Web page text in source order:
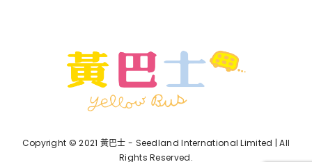
Copyright © 2021 黃巴士 - Seedland International Limited | All
Rights Reserved.